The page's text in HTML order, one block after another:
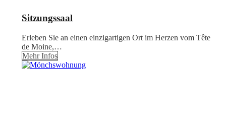
Sitzungssaal
Erleben Sie an einen einzigartigen Ort im Herzen vom Tête
de Moine,…
Mehr Infos